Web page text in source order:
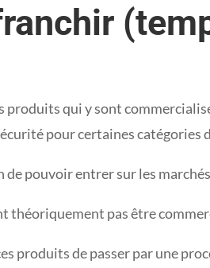
qui y sont
pour certaines catégories
pouvoir entrer sur les
théoriquement pas être
produits de passer par une